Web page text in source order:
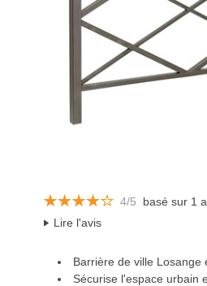
4/5 basé sur 1
Lire l'avis
Barrière de ville Losange
Sécurise l'espace urbain